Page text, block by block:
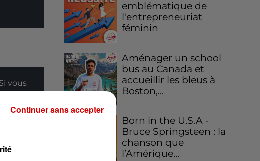
vous
emblématique de
l'entrepreneuriat
féminin
Aménager un school
bus au Canada et
accueillir les bleus à
Boston,...
Born in the U.S.A -
Bruce Springsteen : la
chanson que
l’Amérique...
Continuer sans accepter